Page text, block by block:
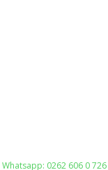
Whatsapp: 0262 606 0 726